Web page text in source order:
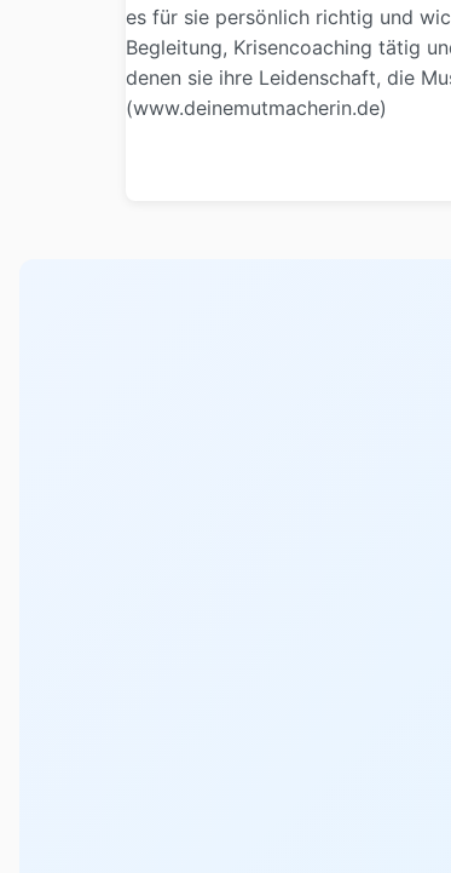
es für sie persönlich richtig und
Begleitung, Krisencoaching tätig
denen sie ihre Leidenschaft, die
(www.deinemutmacherin.de)